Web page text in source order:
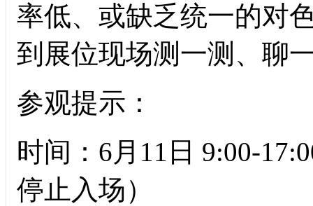
率低、或缺乏统一的对
到展位现场测一测、聊
参观提示：
时间：6月11日 9:00-
停止入场）